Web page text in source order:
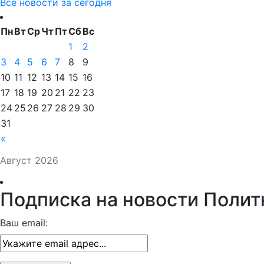
Все новости за сегодня
Август 2026
ПнВтСрЧтПтСбВс
«
1
2
3
4 5 6 7 8
9
10 11 12 13 14 15 16
17 18 19 20 21 22 23
24 25 26 27 28 29 30
31
Подписка на новости
Ваш email: